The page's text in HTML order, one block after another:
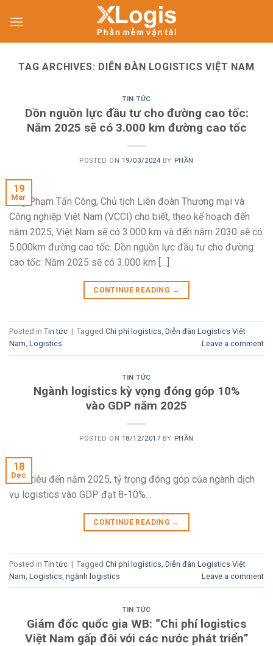
TAG ARCHIVES: DIỄN ĐÀN LOGISTICS VIỆT NAM
TIN TỨC
Dồn nguồn lực đầu tư cho đường cao tốc:
Năm 2025 sẽ có 3.000 km đường cao tốc
POSTED ON 19/03/2024 BY PHẦN
19
Mar
Ông Phạm Tấn Công, Chủ tịch Liên đoàn Thương mại và
Công nghiệp Việt Nam (VCCI) cho biết, theo kế hoạch đến
năm 2025, Việt Nam sẽ có 3.000 km và đến năm 2030 sẽ có
5.000km đường cao tốc. Dồn nguồn lực đầu tư cho đường
cao tốc: Năm 2025 sẽ có 3.000 km […]
CONTINUE READING →
Posted in Tin tức | Tagged Chi phí logistics Diễn đàn Logistics Việt
Nam Logistics Leave a comment
TIN TỨC
Ngành logistics kỳ vọng đóng góp 10%
vào GDP năm 2025
POSTED ON 18/12/2017 BY PHẦN
18
Dec
Mục tiêu đến năm 2025, tỷ trọng đóng góp của ngành dịch
vụ logistics vào GDP đạt 8-10%…
CONTINUE READING →
Posted in Tin tức | Tagged Chi phí logistics Diễn đàn Logistics Việt
Nam Logistics ngành logistics Leave a comment
TIN TỨC
Giám đốc quốc gia WB: “Chi phí logistics
Việt Nam gấp đôi với các nước phát triển”